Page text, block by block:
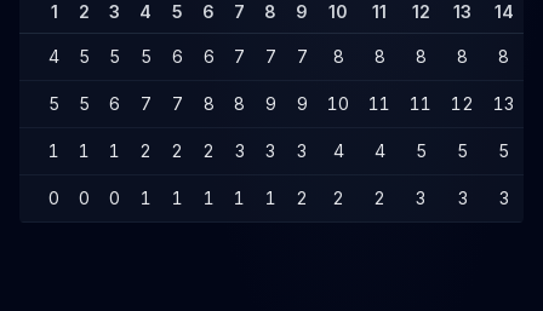
1 2 3 4 5 6 7 8 9 10 11 12 13 14
4 5 5 5 6 6 7 7 7 8 8 8 8 8
5 5 6 7 7 8 8 9 9 10 11 11 12 13
1 1 1 2 2 2 3 3 3 4 4 5 5 5
0 0 0 1 1 1 1 1 2 2 2 3 3 3